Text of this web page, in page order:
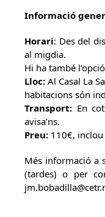
Informació
Horari: Des del
al migdia.
Hi ha també
Lloc: Al Casal La
habitacions són
Transport: En
avisa’ns.
Preu: 110€,
Més informació a
(tardes) o per